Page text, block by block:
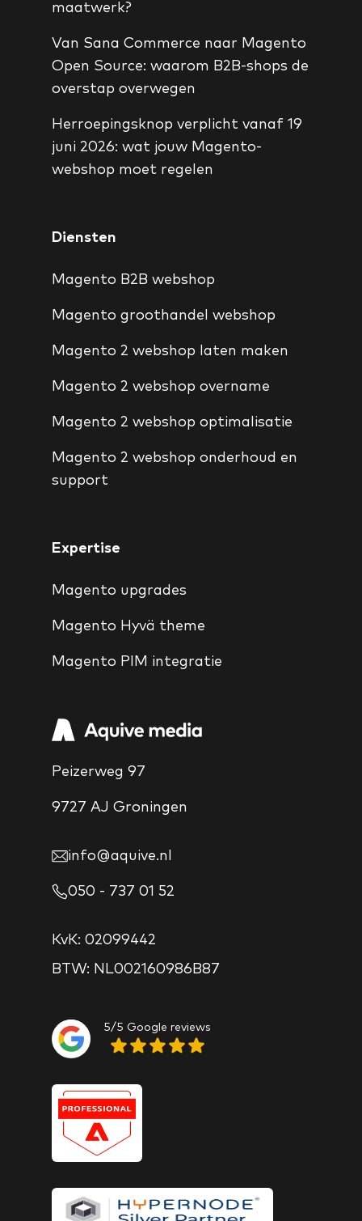
maatwerk?
Van Sana Commerce naar Magento
Open Source: waarom B2B-shops de
overstap overwegen
Herroepingsknop verplicht vanaf 19
juni 2026: wat jouw Magento-
webshop moet regelen
Diensten
Magento B2B webshop
Magento groothandel webshop
Magento 2 webshop laten maken
Magento 2 webshop overname
Magento 2 webshop optimalisatie
Magento 2 webshop onderhoud en
support
Expertise
Magento upgrades
Magento Hyvä theme
Magento PIM integratie
Peizerweg 97
9727 AJ Groningen
info@aquive.nl
050 - 737 01 52
KvK: 02099442
BTW: NL002160986B87
5/5 Google reviews